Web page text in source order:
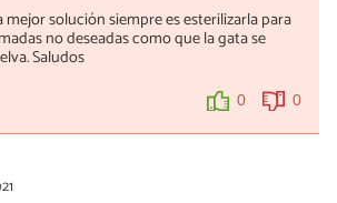
mejor solución siempre es esterilizarla para
no deseadas como que la gata se
Saludos
0 0